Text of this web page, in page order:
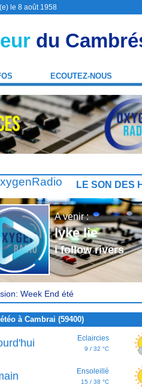
le 8 août 1958
du
ECOUTEZ-NOUS
LE SON DES
A venir :
lyke lie
i follow rivers
Week End été
à Cambrai (59400)
Eclaircies
9 / 32 °C
Ensoleillé
15 / 38 °C